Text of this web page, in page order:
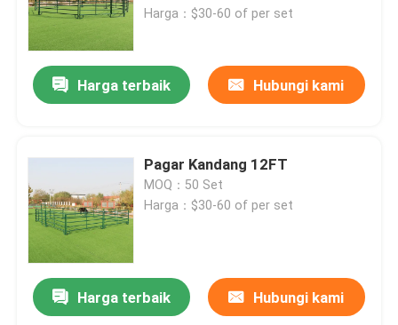
Harga：$30-60 of per set
Harga terbaik Hubungi kami
Pagar Kandang 12FT
MOQ：50 Set
Harga：$30-60 of per set
Harga terbaik Hubungi kami